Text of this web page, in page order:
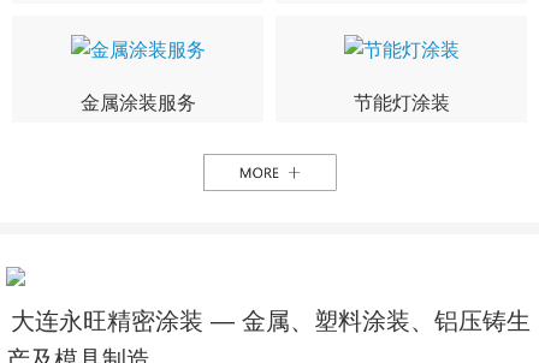
金属涂装服务 节能灯涂装
大连永旺精密涂装 — 金属、塑料涂装、铝压铸生